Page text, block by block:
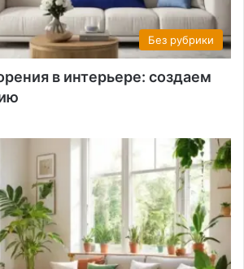
Без рубрики
в интерьере: создаем